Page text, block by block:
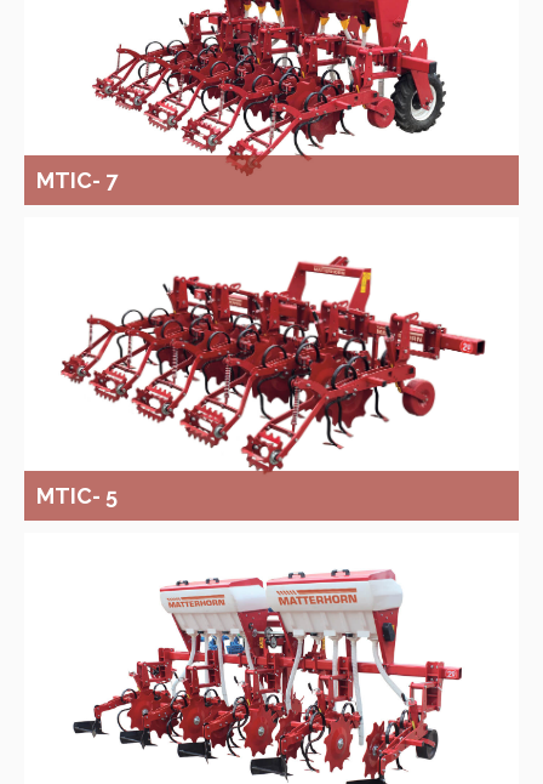
MTIC- 7
MTIC- 5